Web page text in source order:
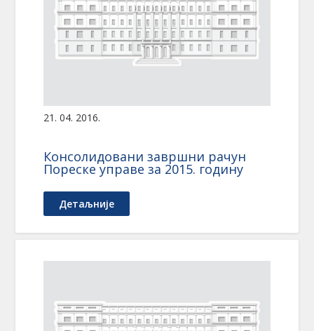
21. 04. 2016.
Консолидовани завршни рачун
Пореске управе за 2015. годину
Детаљније